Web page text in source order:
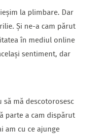
la plimbare. Dar
Și ne-a cam părut
în mediul online
sentiment, dar
mă descotorosesc
parte a cam dispărut
am cu ce ajunge